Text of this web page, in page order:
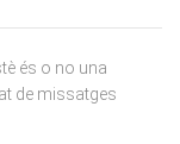
és o no una